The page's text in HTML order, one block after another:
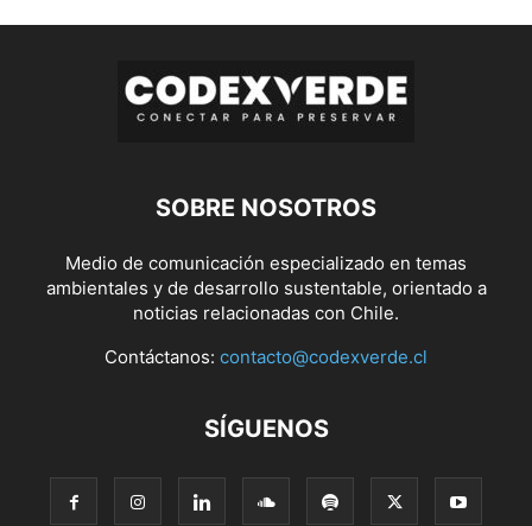
SOBRE NOSOTROS
Medio de comunicación especializado en temas
ambientales y de desarrollo sustentable, orientado a
noticias relacionadas con Chile.
Contáctanos: contacto@codexverde.cl
SÍGUENOS